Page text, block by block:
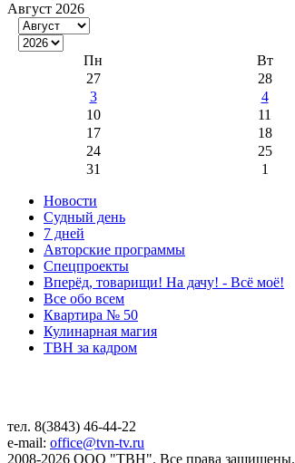
Август 2026
Пн Вт
27
28
3
4
10
11
17
18
24
25
31
1
Новости
Судный день
7 дней
Авторские программы
Спецпроекты
Вперёд, товарищи! На дачу! - Всё моё!
Все обо всем
Квартира № 50
Кулинарная магия
ТВН за кадром
тел. 8(3843) 46-44-22
e-mail: office@tvn-tv.ru
2008-2026 ООО "ТВН". Все права защищены.